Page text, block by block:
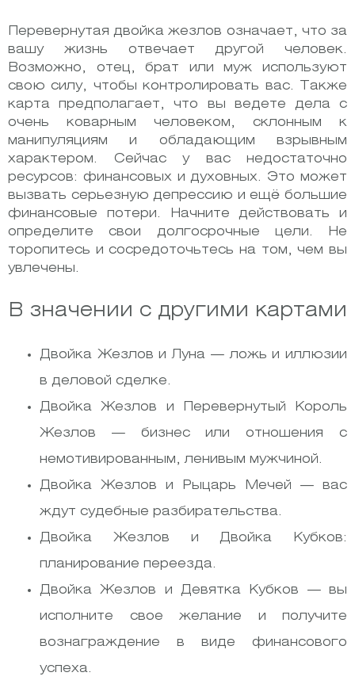
Перевернутая двойка жезлов означает, что за
вашу жизнь отвечает другой человек.
Возможно, отец, брат или муж используют
свою силу, чтобы контролировать вас.
Также
карта предполагает, что вы ведете дела с
очень коварным человеком, склонным к
манипуляциям и обладающим взрывным
характером. Сейчас у вас недостаточно
ресурсов: финансовых и духовных. Это может
вызвать серьезную депрессию и ещё большие
финансовые потери.
Начните действовать и
определите свои долгосрочные цели. Не
торопитесь и сосредоточьтесь на том, чем вы
увлечены.
В значении с другими картами
Двойка Жезлов и Луна — ложь и иллюзии
в деловой сделке.
Двойка Жезлов и Перевернутый Король
Жезлов — бизнес или отношения с
немотивированным, ленивым мужчиной.
Двойка Жезлов и Рыцарь Мечей — вас
ждут судебные разбирательства.
Двойка Жезлов и Двойка Кубков:
планирование переезда.
Двойка Жезлов и Девятка Кубков — вы
исполните свое желание и получите
вознаграждение в виде финансового
успеха.